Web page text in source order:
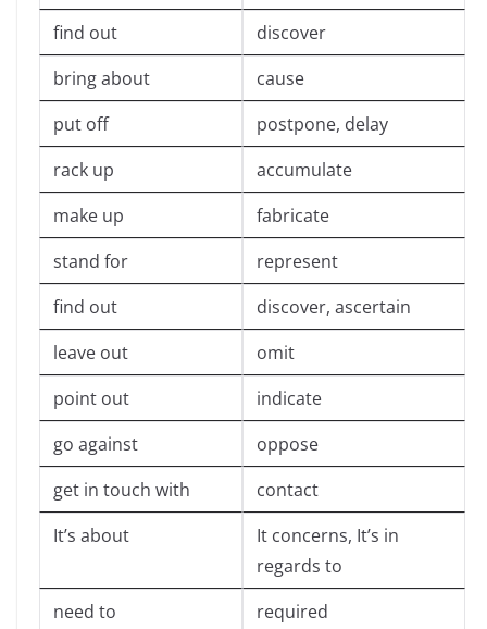
find out
discover
bring about
cause
put off
postpone, delay
rack up
accumulate
make up
fabricate
stand for
represent
find out
discover, ascertain
leave out
omit
point out
indicate
go against
oppose
get in touch with
contact
It’s about
It concerns, It’s in
regards to
need to
required